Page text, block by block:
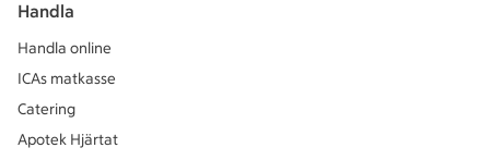
Handla
Handla online
ICAs matkasse
Catering
Apotek Hjärtat